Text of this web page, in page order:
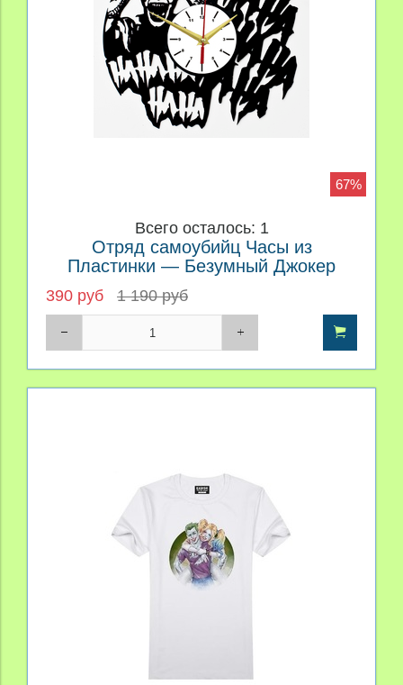
67%
Всего осталось: 1
Отряд самоубийц Часы из
Пластинки — Безумный Джокер
390 руб 1 190 руб